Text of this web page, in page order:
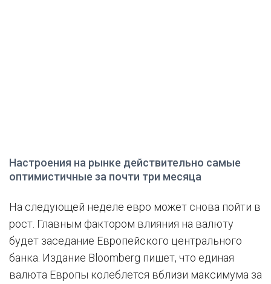
Настроения на рынке действительно самые
оптимистичные за почти три месяца
На следующей неделе евро может снова пойти в
рост. Главным фактором влияния на валюту
будет заседание Европейского центрального
банка. Издание Bloomberg пишет, что единая
валюта Европы колеблется вблизи максимума за